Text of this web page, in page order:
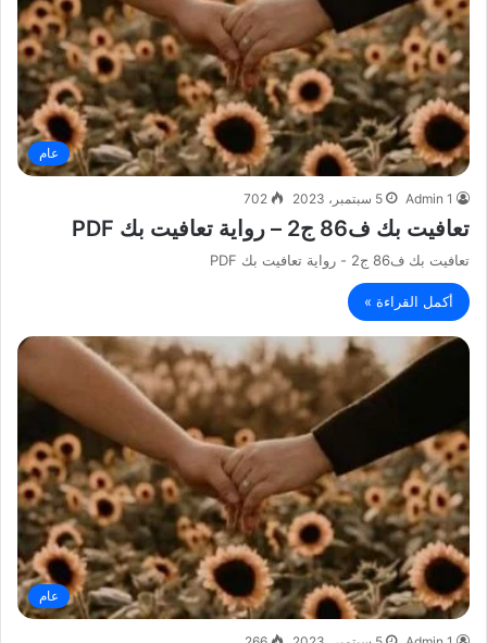
عام
Admin 1 5 سبتمبر، 2023 702
تعافيت بك ف86 ج2 – رواية تعافيت بك PDF
تعافيت بك ف86 ج2 - رواية تعافيت بك PDF
أكمل القراءة »
عام